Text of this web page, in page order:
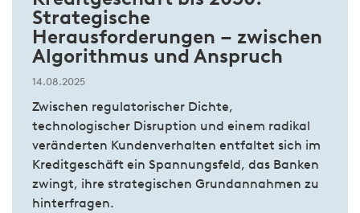
Strategische
Herausforderungen – zwischen
Algorithmus und Anspruch
14.08.2025
Zwischen regulatorischer Dichte,
technologischer Disruption und einem radikal
veränderten Kundenverhalten entfaltet sich im
Kreditgeschäft ein Spannungsfeld, das Banken
zwingt, ihre strategischen Grundannahmen zu
hinterfragen.